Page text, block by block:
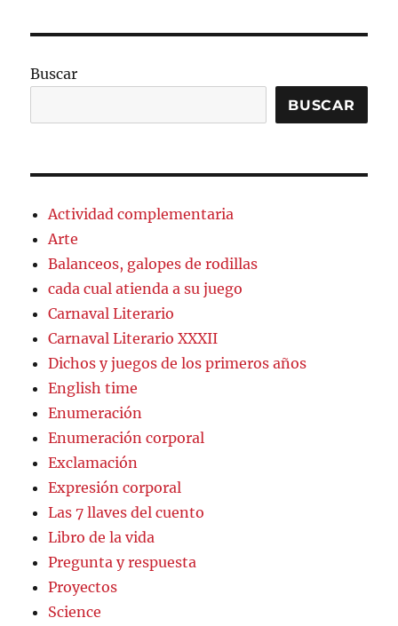
Buscar
BUSCAR
Actividad complementaria
Arte
Balanceos, galopes de rodillas
cada cual atienda a su juego
Carnaval Literario
Carnaval Literario XXXII
Dichos y juegos de los primeros años
English time
Enumeración
Enumeración corporal
Exclamación
Expresión corporal
Las 7 llaves del cuento
Libro de la vida
Pregunta y respuesta
Proyectos
Science